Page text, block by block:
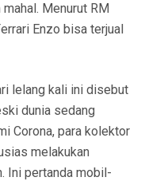
Menurut RM
Enzo bisa terjual
lelang kali ini disebut
dunia sedang
Corona, para kolektor
melakukan
Ini pertanda mobil-